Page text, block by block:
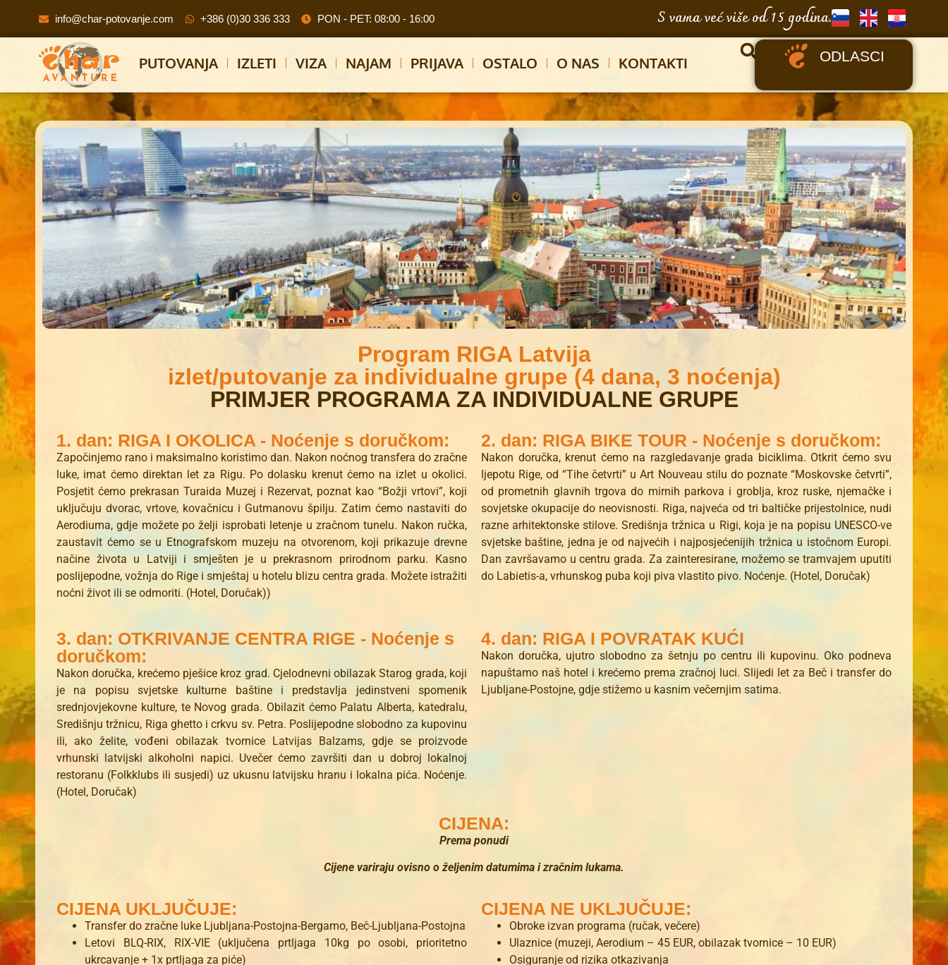
info@char-potovanje.com +386 (0)30 336 333 PON - PET: 08:00 - 16:00 S vama već više od 15 godina.
PUTOVANJA IZLETI VIZA NAJAM PRIJAVA OSTALO O NAS KONTAKTI ODLASCI
Program RIGA Latvija
izlet/putovanje za individualne grupe (4 dana, 3 noćenja)
PRIMJER PROGRAMA ZA INDIVIDUALNE GRUPE
1. dan: RIGA I OKOLICA - Noćenje s doručkom:
Započinjemo rano i maksimalno koristimo dan. Nakon noćnog transfera do zračne
luke, imat ćemo direktan let za Rigu. Po dolasku krenut ćemo na izlet u okolici.
Posjetit ćemo prekrasan Turaida Muzej i Rezervat, poznat kao “Božji vrtovi”, koji
uključuju dvorac, vrtove, kovačnicu i Gutmanovu špilju. Zatim ćemo nastaviti do
Aerodiuma, gdje možete po želji isprobati letenje u zračnom tunelu. Nakon ručka,
zaustavit ćemo se u Etnografskom muzeju na otvorenom, koji prikazuje drevne
načine života u Latviji i smješten je u prekrasnom prirodnom parku. Kasno
poslijepodne, vožnja do Rige i smještaj u hotelu blizu centra grada. Možete istražiti
noćni život ili se odmoriti. (Hotel, Doručak))
2. dan: RIGA BIKE TOUR - Noćenje s doručkom:
Nakon doručka, krenut ćemo na razgledavanje grada biciklima. Otkrit ćemo svu
ljepotu Rige, od “Tihe četvrti” u Art Nouveau stilu do poznate “Moskovske četvrti”,
od prometnih glavnih trgova do mirnih parkova i groblja, kroz ruske, njemačke i
sovjetske okupacije do neovisnosti. Riga, najveća od tri baltičke prijestolnice, nudi
razne arhitektonske stilove. Središnja tržnica u Rigi, koja je na popisu UNESCO-ve
svjetske baštine, jedna je od najvećih i najposjećenijih tržnica u istočnom Europi.
Dan završavamo u centru grada. Za zainteresirane, možemo se tramvajem uputiti
do Labietis-a, vrhunskog puba koji piva vlastito pivo. Noćenje. (Hotel, Doručak)
3. dan: OTKRIVANJE CENTRA RIGE - Noćenje s
doručkom:
Nakon doručka, krećemo pješice kroz grad. Cjelodnevni obilazak Starog grada, koji
je na popisu svjetske kulturne baštine i predstavlja jedinstveni spomenik
srednjovjekovne kulture, te Novog grada. Obilazit ćemo Palatu Alberta, katedralu,
Središnju tržnicu, Riga ghetto i crkvu sv. Petra. Poslijepodne slobodno za kupovinu
ili, ako želite, vođeni obilazak tvornice Latvijas Balzams, gdje se proizvode
vrhunski latvijski alkoholni napici. Uvečer ćemo završiti dan u dobroj lokalnoj
restoranu (Folkklubs ili susjedi) uz ukusnu latvijsku hranu i lokalna pića. Noćenje.
(Hotel, Doručak)
4. dan: RIGA I POVRATAK KUĆI
Nakon doručka, ujutro slobodno za šetnju po centru ili kupovinu. Oko podneva
napuštamo naš hotel i krećemo prema zračnoj luci. Slijedi let za Beč i transfer do
Ljubljane-Postojne, gdje stižemo u kasnim večernjim satima.
CIJENA:
Prema ponudi
Cijene variraju ovisno o željenim datumima i zračnim lukama.
CIJENA UKLJUČUJE:
Transfer do zračne luke Ljubljana-Postojna-Bergamo, Beč-Ljubljana-Postojna
Letovi BLQ-RIX, RIX-VIE (uključena prtljaga 10kg po osobi, prioritetno
ukrcavanje + 1x prtljaga za piće)
CIJENA NE UKLJUČUJE:
Obroke izvan programa (ručak, večere)
Ulaznice (muzeji, Aerodium – 45 EUR, obilazak tvornice – 10 EUR)
Osiguranje od rizika otkazivanja